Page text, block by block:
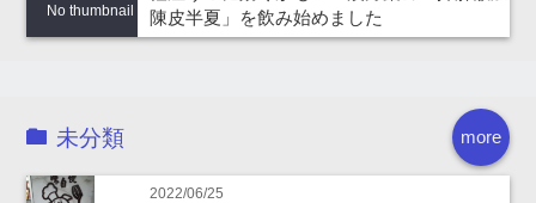
No thumbnail
陳皮半夏」を飲み始めました
more
未分類
2022/06/25